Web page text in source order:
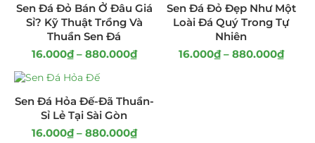
LỌC
DANH MỤC SẢN PHẨM
Giá Sỉ Đại Lý
Cây Sen Đá Giá Sỉ
Sen Đá Đỏ Bán Ở Đâu Giá
Sỉ? Kỹ Thuật Trồng Và
Thuần Sen Đá
16.000₫ – 880.000₫
Sen Đá Đỏ Đẹp Như Một
Loài Đá Quý Trong Tự
Nhiên
16.000₫ – 880.000₫
Sen Đá Hỏa Đế-Đã Thuần-
Sỉ Lẻ Tại Sài Gòn
16.000₫ – 880.000₫